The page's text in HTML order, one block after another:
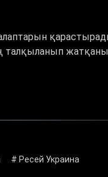
талқыланып
# Ресей Украина